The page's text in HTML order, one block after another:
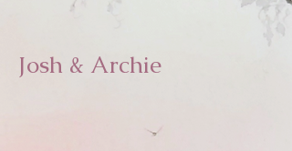
Josh & Archie